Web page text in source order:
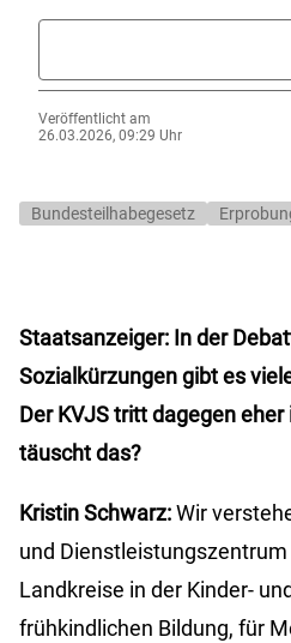
Veröffentlicht am
26.03.2026, 09:29 Uhr
Bundesteilhabegesetz
Staatsanzeiger: In der
Sozialkürzungen gibt es
Der KVJS tritt dagegen
täuscht das?
Kristin Schwarz:Wir
und
Landkreise in der Kinder-
frühkindlichen Bildung, für